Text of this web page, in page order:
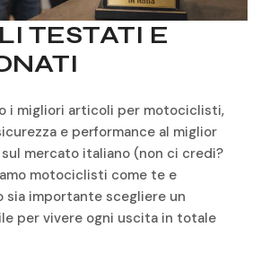
TESTATI E
i migliori articoli per motociclisti,
e performance al miglior
mercato italiano (non ci credi?
motociclisti come te e
sia importante scegliere un
per vivere ogni uscita in totale